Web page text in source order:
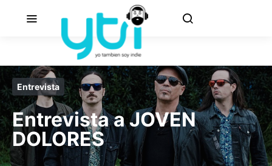
Entrevista
Entrevista a JOVEN
DOLORES